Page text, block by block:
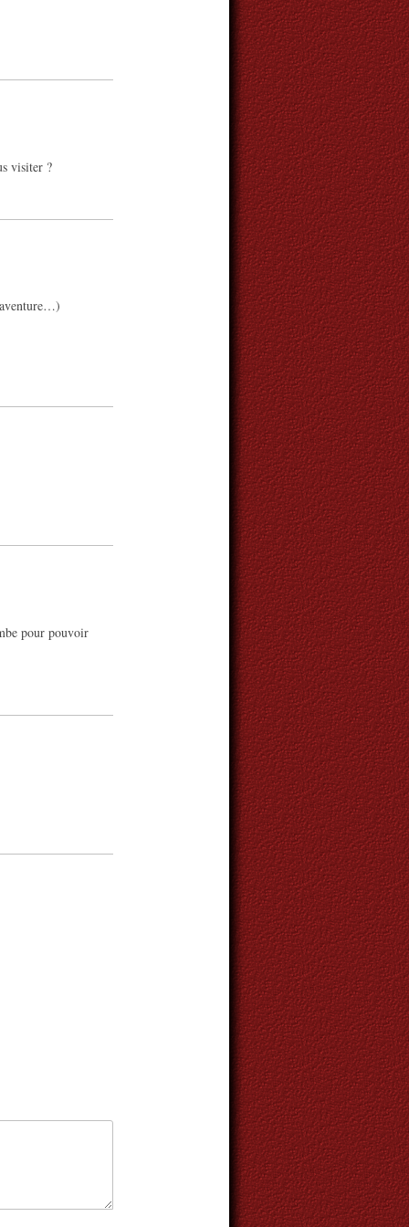
visiter ?
pour pouvoir